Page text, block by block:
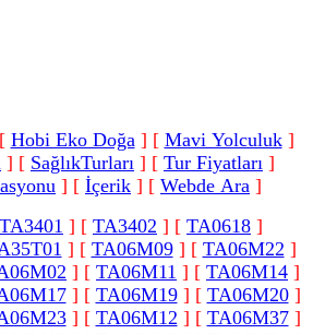
[ Hobi Eko Doğa] [ Mavi Yolculuk]
] [ SağlıkTurları ] [ Tur Fiyatları ]
] [ İçerik ] [ Webde Ara ]
TA3401 ] [ TA3402 ] [ TA0618 ]
] [ TA06M09] [ TA06M22 ]
] [ TA06M11 ] [ TA06M14 ]
] [ TA06M19] [ TA06M20]
] [ TA06M12 ] [ TA06M37]